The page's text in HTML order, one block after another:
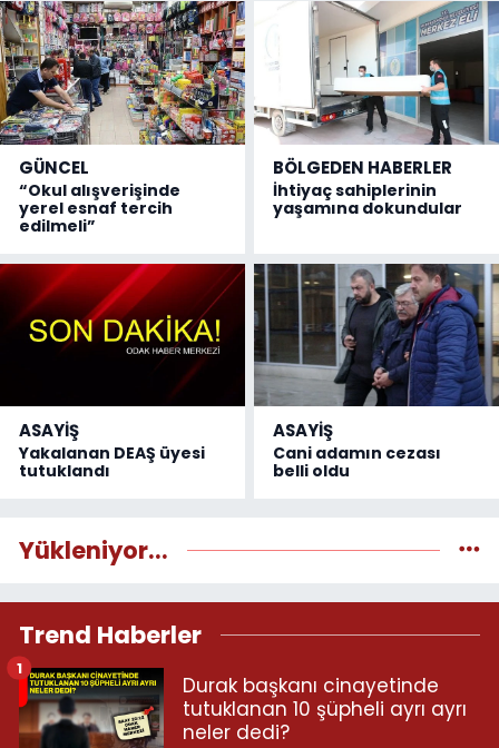
GÜNCEL
“Okul alışverişinde
yerel esnaf tercih
edilmeli”
BÖLGEDEN HABERLER
İhtiyaç sahiplerinin
yaşamına dokundular
ASAYİŞ
Yakalanan DEAŞ üyesi
tutuklandı
ASAYİŞ
Cani adamın cezası
belli oldu
Yükleniyor...
Trend Haberler
Durak başkanı cinayetinde
tutuklanan 10 şüpheli ayrı ayrı
neler dedi?
1